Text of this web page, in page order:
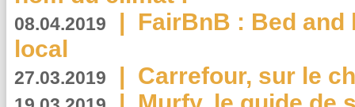
08.04.2019 | FairBnB : Bed
local
27.03.2019 | Carrefour, sur le